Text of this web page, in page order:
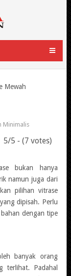
Mewah
Minimalis
5/5 - (7 votes)
bukan hanya
namun juga dari
pilihan vitrase
dipisah. Perlu
dengan tipe
banyak orang
terlihat. Padahal